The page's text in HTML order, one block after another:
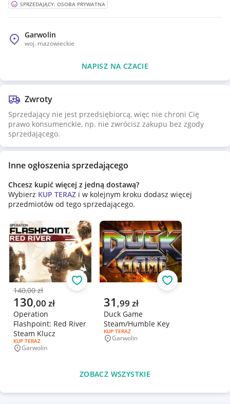
SPRZEDAJĄCY: OSOBA PRYWATNA
Garwolin
woj. mazowieckie
NAPISZ NA CZACIE
Zwroty
Sprzedający nie jest przedsiębiorcą, więc nie chroni Cię
prawo konsumenckie, np. nie zwrócisz zakupu bez zgody
sprzedającego.
Inne ogłoszenia sprzedającego
Chcesz kupić więcej z jedną dostawą?
Wybierz KUP TERAZ i w kolejnym kroku dodasz więcej
przedmiotów od tego sprzedającego.
Poprzednia cena
140,00 zł
Aktualna cena
130,00 zł
Operation
Flashpoint: Red River
Steam Klucz
RODZAJ OFERTY:
KUP TERAZ
Miejscowość
Garwolin
Obserwuj
Aktualna cena
31 ,99 zł
Duck Game
Steam/Humble Key
RODZAJ OFERTY:
KUP TERAZ
Miejscowość
Garwolin
Obserwuj
ZOBACZ WSZYSTKIE